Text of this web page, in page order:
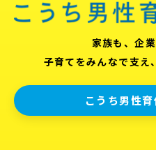
家族も、企
子育てをみんなで支え
こうち男性